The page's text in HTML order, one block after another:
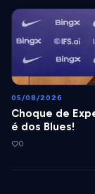
05/08/2026
Choque de
é dos Blues!
0